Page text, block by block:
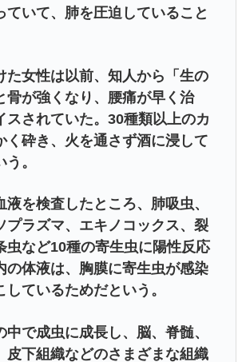
ていて、肺を圧迫していること
た女性は以前、知人から「生の
骨が強くなり、腰痛が早く治
スされていた。30種類以上のカ
く砕き、火を通さず酒に浸して
。
液を検査したところ、肺吸虫、
プラズマ、エキノコックス、裂
虫など10種の寄生虫に陽性反応
の体液は、胸膜に寄生虫が感染
しているためだという。
で成虫に成長し、脳、脊髄、
皮下組織などのさまざまな組織